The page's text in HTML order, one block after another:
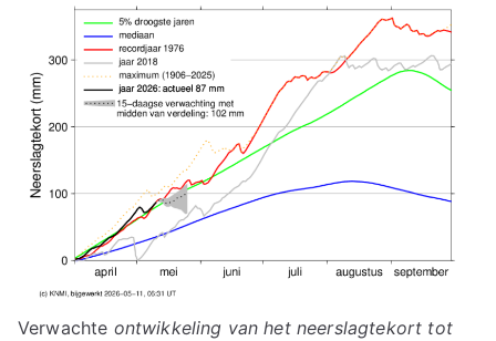
Verwachte ontwikkeling van het neerslagtekort tot